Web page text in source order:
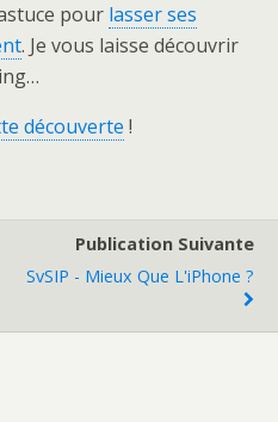
pour lasser ses
. Je vous laisse découvrir
découverte !
Publication Suivante
SvSIP - Mieux Que L'iPhone ?